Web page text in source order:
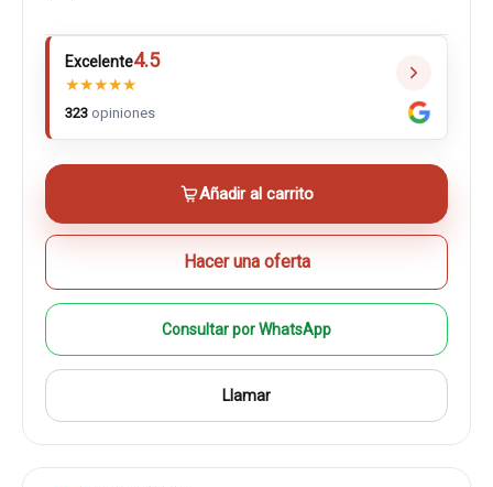
Excelente4.5
★★★★★
323 opiniones
Añadir al carrito
Hacer una oferta
Consultar por WhatsApp
Llamar